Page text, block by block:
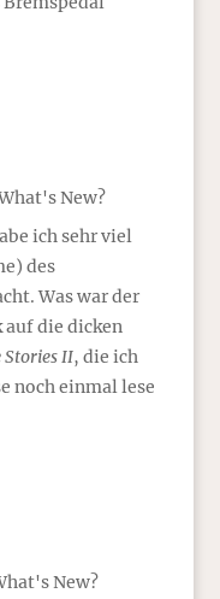
New?
ich sehr viel
des
Was war der
auf die dicken
Stories II, die ich
noch einmal lese
New?